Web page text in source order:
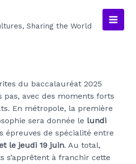
Sharing the World
Main
du baccalauréat 2025
pas, avec des moments forts
En métropole, la première
sera donnée le lundi
épreuves de spécialité entre
le jeudi 19 juin. Au total,
s’apprêtent à franchir cette